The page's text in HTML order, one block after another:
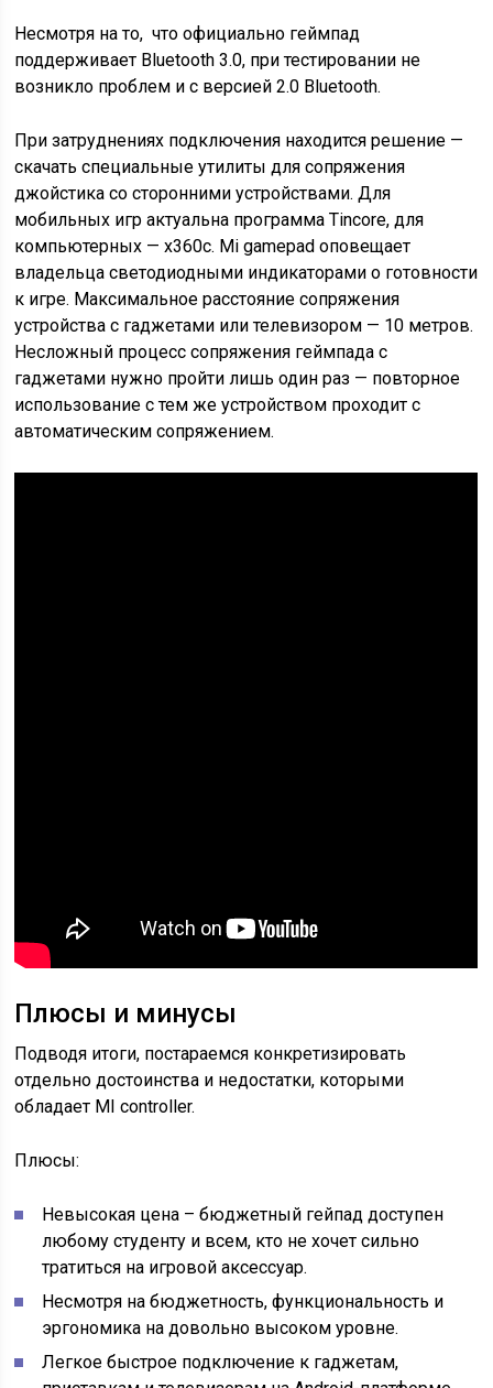
Несмотря на то, что официально геймпад
поддерживает Bluetooth 3.0, при тестировании не
возникло проблем и с версией 2.0 Bluetooth.
При затруднениях подключения находится решение —
скачать специальные утилиты для сопряжения
джойстика со сторонними устройствами. Для
мобильных игр актуальна программа Tincore, для
компьютерных — x360c. Mi gamepad оповещает
владельца светодиодными индикаторами о готовности
к игре. Максимальное расстояние сопряжения
устройства с гаджетами или телевизором — 10 метров.
Несложный процесс сопряжения геймпада с
гаджетами нужно пройти лишь один раз — повторное
использование с тем же устройством проходит с
автоматическим сопряжением.
Плюсы и минусы
Подводя итоги, постараемся конкретизировать
отдельно достоинства и недостатки, которыми
обладает MI controller.
Плюсы:
Невысокая цена – бюджетный гейпад доступен
любому студенту и всем, кто не хочет сильно
тратиться на игровой аксессуар.
Несмотря на бюджетность, функциональность и
эргономика на довольно высоком уровне.
Легкое быстрое подключение к гаджетам,